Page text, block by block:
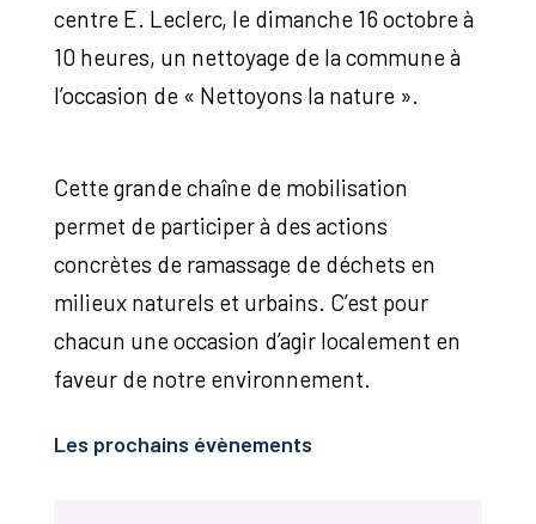
centre E. Leclerc, le dimanche 16 octobre à
10 heures, un nettoyage de la commune à
l’occasion de « Nettoyons la nature ».
Cette grande chaîne de mobilisation
permet de participer à des actions
concrètes de ramassage de déchets en
milieux naturels et urbains. C’est pour
chacun une occasion d’agir localement en
faveur de notre environnement.
Les prochains évènements